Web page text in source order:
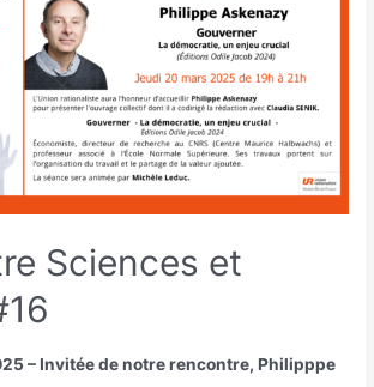
Sciences et
– Invitée de notre rencontre, Philipppe